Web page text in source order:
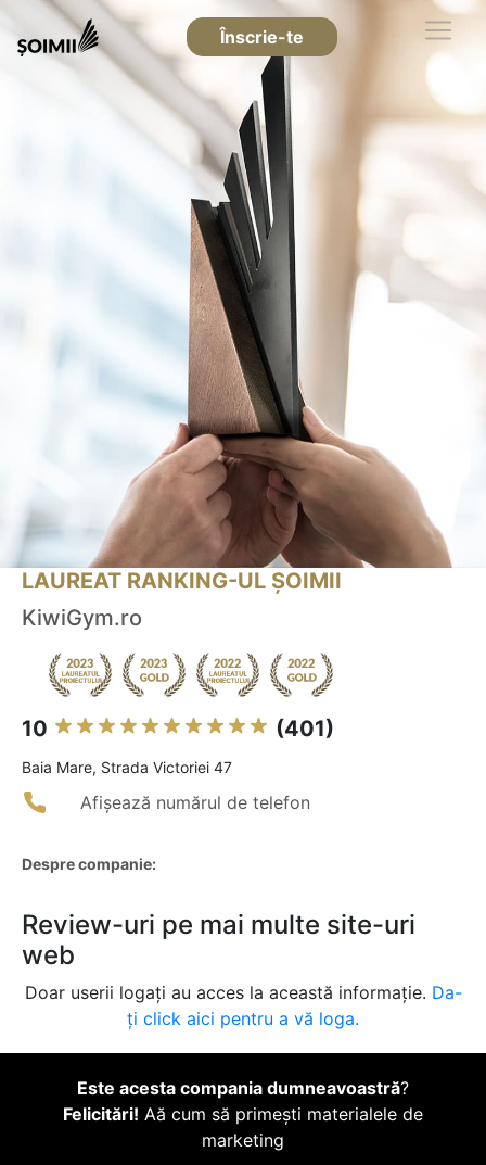
Înscrie-te
LAUREAT RANKING-UL ȘOIMII
KiwiGym.ro
10 (401)
Baia Mare, Strada Victoriei 47
Afișează numărul de telefon
Despre companie:
Review-uri pe mai multe site-uri
web
Doar userii logați au acces la această informație. Da-
ți click aici pentru a vă loga.
Este acesta compania dumneavoastră?
Felicitări! Aă cum să primești materialele de
marketing